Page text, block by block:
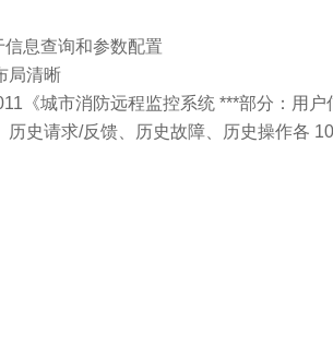
息查询和参数配置
局清晰
《城市消防远程监控系统 ***部分：用户
史请求/反馈、历史故障、历史操作各